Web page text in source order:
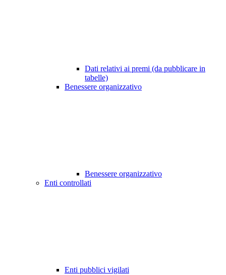
Dati relativi ai premi (da pubblicare in
tabelle)
Benessere organizzativo
Benessere organizzativo
Enti controllati
Enti pubblici vigilati